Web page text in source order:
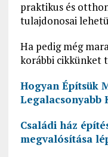
praktikus és
tulajdonosai
Ha pedig még
korábbi cikkünket
Hogyan Építsük
Legalacsonyabb
Családi ház
megvalósítása